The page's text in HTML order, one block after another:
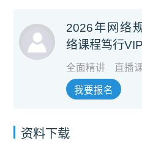
2026年网络
络课程笃行
全面精讲 直播
我要报名
资料下载